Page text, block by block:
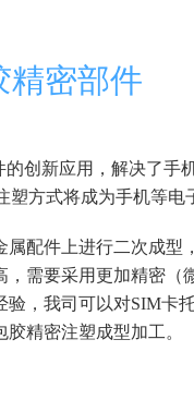
精密部件
创新应用，解决了手
方式将成为手机等电
配件上进行二次成型
需要采用更加精密（
，我司可以对SIM卡
精密注塑成型加工。